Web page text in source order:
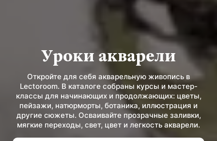
Уроки акварели
Откройте для себя акварельную живопись в
Lectoroom. В каталоге собраны курсы и мастер-
классы для начинающих и продолжающих: цветы,
пейзажи, натюрморты, ботаника, иллюстрация и
другие сюжеты. Осваивайте прозрачные заливки,
мягкие переходы, свет, цвет и легкость акварели.